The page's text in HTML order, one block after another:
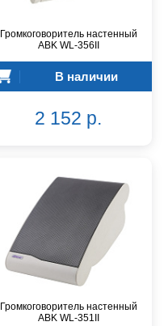
Громкоговоритель настенный
ABK WL-356II
В наличии
2 152 р.
Громкоговоритель настенный
ABK WL-351II